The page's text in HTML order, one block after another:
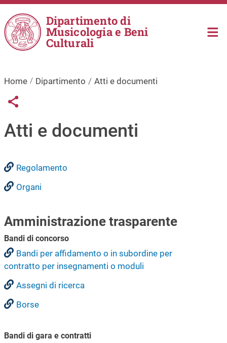
Salta al contenuto principale
Dipartimento di
Musicologia e Beni
Culturali
Home Dipartimento Atti e documenti
Links condivisione social
Share button
Atti e documenti
Regolamento
Organi
Amministrazione trasparente
Bandi di concorso
Bandi per affidamento o in subordine per
contratto per insegnamenti o moduli
Assegni di ricerca
Borse
Bandi di gara e contratti